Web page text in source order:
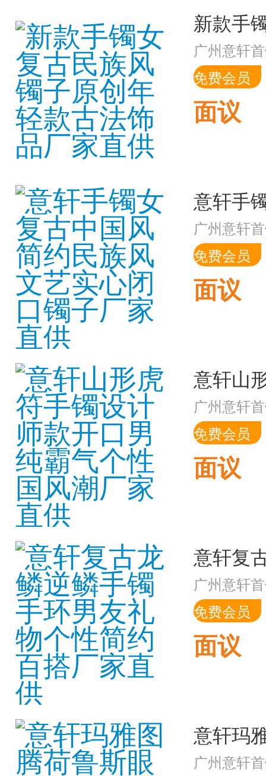
广州意轩
免费会员
面议
广州意轩
免费会员
面议
广州意轩
免费会员
面议
广州意轩
免费会员
面议
广州意轩